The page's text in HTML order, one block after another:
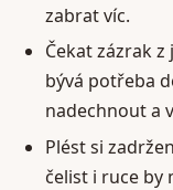
zabrat víc.
Čekat zázrak
bývá potřeba
nadechnout a
Plést si
čelist i ruce by